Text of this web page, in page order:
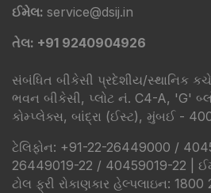
ઈમેલ: service@dsij.in
તેલ: +91 9240904926
સંબંધિત બીકેસી પ્રદેશીય/સ્થાનિક
ભવન બીકેસી, પ્લોટ નં. C4-A, 'G'
કોમ્પ્લેક્સ, બાંદ્રા (ઈસ્ટ), મુંબઈ -
ટેલિફોન: +91-22-26449000 /
26449019-22 / 40459019-22 |
ટોલ ફ્રી રોકાણકાર હેલ્પલાઇન: 1800